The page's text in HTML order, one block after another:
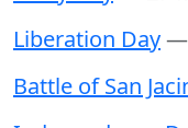
Liberation Day—
Battle of San